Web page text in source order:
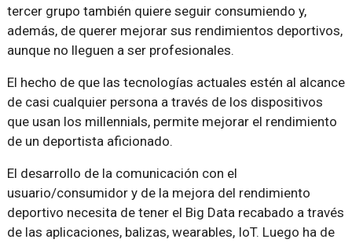
tercer grupo también quiere seguir consumiendo y,
además, de querer mejorar sus rendimientos deportivos,
aunque no lleguen a ser profesionales.
El hecho de que las tecnologías actuales estén al alcance
de casi cualquier persona a través de los dispositivos
que usan los millennials, permite mejorar el rendimiento
de un deportista aficionado.
El desarrollo de la comunicación con el
usuario/consumidor y de la mejora del rendimiento
deportivo necesita de tener el Big Data recabado a través
de las aplicaciones, balizas, wearables, IoT. Luego ha de